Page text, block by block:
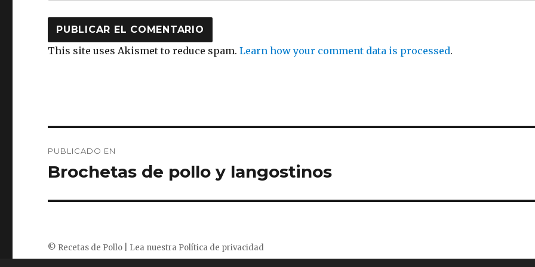
This site uses Akismet to reduce spam.Learn how your comment data is processed.
de
PUBLICADO EN
Brochetas de pollo y langostinos
© Recetas de Pollo | Lea nuestra Política de privacidad